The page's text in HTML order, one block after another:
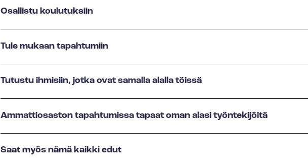
Osallistu koulutuksiin
Tule mukaan tapahtumiin
Tutustu ihmisiin, jotka ovat samalla alalla töissä
Ammattiosaston tapahtumissa tapaat oman alasi työntekijöitä
Saat myös nämä kaikki edut